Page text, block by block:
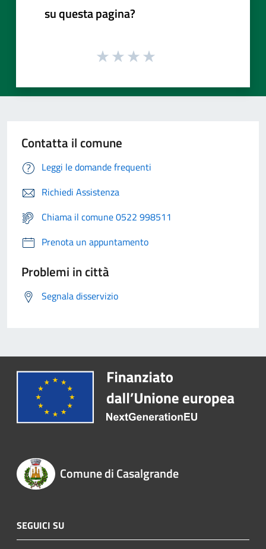
su questa pagina?
Contatta il comune
Leggi le domande frequenti
Richiedi Assistenza
Chiama il comune 0522 998511
Prenota un appuntamento
Problemi in città
Segnala disservizio
Comune di Casalgrande
SEGUICI SU